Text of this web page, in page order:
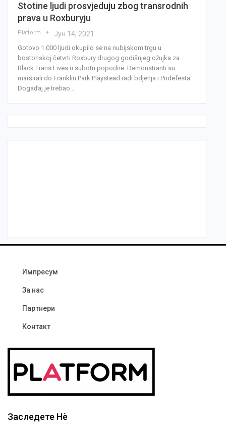
Stotine ljudi prosvjeduju zbog transrodnih
prava u Roxburyju
Platform Јун 14, 2021
Gotovo 1.000 ljudi okupilo se na nubijskom trgu u
bostonskoj četvrti Roxbury drugog godišnjeg ožujka za
Black Trans Lives u subotu popodne. Demonstranti su
marširali do Franklin Park Playstead radi bdjenja i Pridefesta.
Događaj je trebao…
Импресум
За нас
Партнери
Контакт
Заследете Нѐ